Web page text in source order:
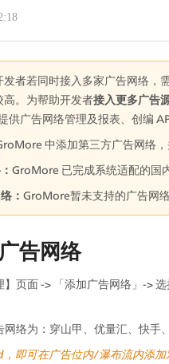
者若同时接入多家广告网络，
。为帮助开发者接入更多广告
供广告网络管理及报表、创编
中添加第三方广告网络
GroMore 已完成系统适配的国
： GroMore暂未支持的广告网
告网络
页面 -> 「添加广告网络」->
网络为：穿山甲、优量汇、快手
即可在广告位内/瀑布流内添